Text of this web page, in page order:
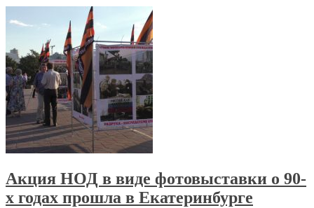
Акция НОД в виде фотовыставки о 90-
х годах прошла в Екатеринбурге